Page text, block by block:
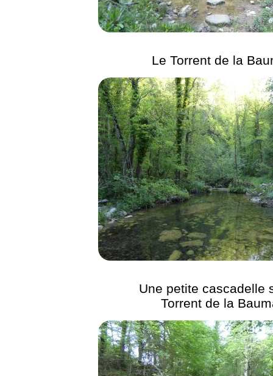
Le Torrent de la
Une petite cascadelle
Torrent de la